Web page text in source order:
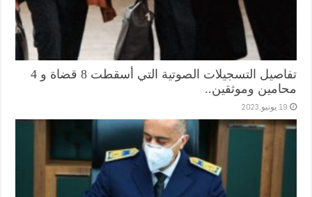
تفاصيل التسجيلات الصوتية التي أسقطت 8 قضاة و 4
محامين وموثقين..
19 يونيو,2023